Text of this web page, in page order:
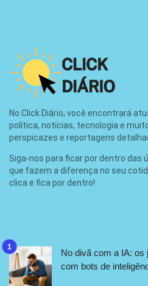
No Click Diário, você encontrará
política, notícias, tecnologia e
perspicazes e reportagens
Siga-nos para ficar por dentro das
que fazem a diferença no seu
clica e fica por dentro!
No divã com a IA: os
com bots de